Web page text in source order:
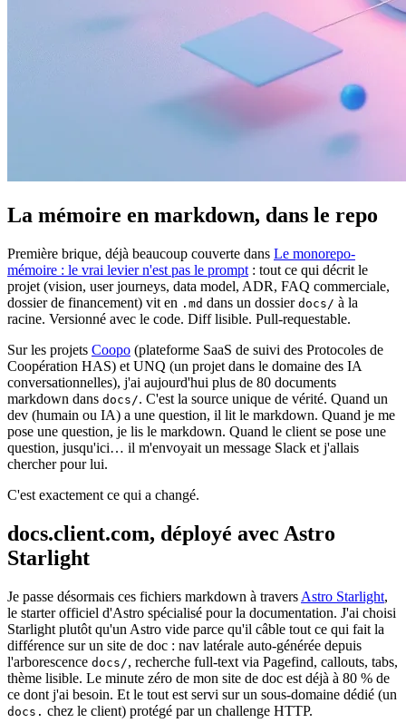
La mémoire en markdown, dans le repo
Première brique, déjà beaucoup couverte dans Le monorepo-
mémoire : le vrai levier n'est pas le prompt : tout ce qui décrit le
projet (vision, user journeys, data model, ADR, FAQ commerciale,
dossier de financement) vit en .md dans un dossier docs/ à la
racine. Versionné avec le code. Diff lisible. Pull-requestable.
Sur les projets Coopo (plateforme SaaS de suivi des Protocoles de
Coopération HAS) et UNQ (un projet dans le domaine des IA
conversationnelles), j'ai aujourd'hui plus de 80 documents
markdown dans docs/. C'est la source unique de vérité. Quand un
dev (humain ou IA) a une question, il lit le markdown. Quand je me
pose une question, je lis le markdown. Quand le client se pose une
question, jusqu'ici… il m'envoyait un message Slack et j'allais
chercher pour lui.
C'est exactement ce qui a changé.
docs.client.com, déployé avec Astro
Starlight
Je passe désormais ces fichiers markdown à travers Astro Starlight,
le starter officiel d'Astro spécialisé pour la documentation. J'ai choisi
Starlight plutôt qu'un Astro vide parce qu'il câble tout ce qui fait la
différence sur un site de doc : nav latérale auto-générée depuis
l'arborescence docs/, recherche full-text via Pagefind, callouts, tabs,
thème lisible. Le minute zéro de mon site de doc est déjà à 80 % de
ce dont j'ai besoin. Et le tout est servi sur un sous-domaine dédié (un
docs. chez le client) protégé par un challenge HTTP.